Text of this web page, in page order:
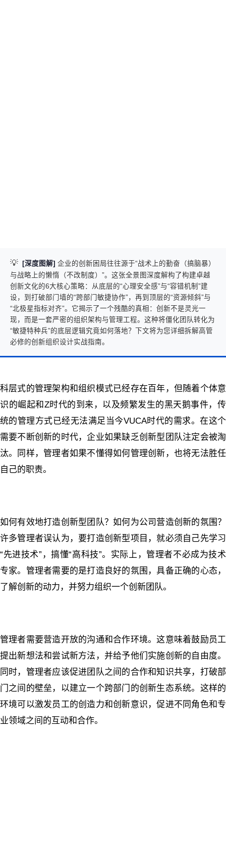
💡 [深度图解] 企业的创新困局往往源于“战术上的勤奋（搞脑暴）
与战略上的懒惰（不改制度）”。这张全景图深度解构了构建卓越
创新文化的6大核心策略：从底层的“心理安全感”与“容错机制”建
设，到打破部门墙的“跨部门敏捷协作”，再到顶层的“资源倾斜”与
“北极星指标对齐”。它揭示了一个残酷的真相：创新不是灵光一
现，而是一套严密的组织架构与管理工程。这种将僵化团队转化为
“敏捷特种兵”的底层逻辑究竟如何落地？下文将为您详细拆解高管
必修的创新组织设计实战指南。
科层式的管理架构和组织模式已经存在百年，但随着个体意
识的崛起和Z时代的到来，以及频繁发生的黑天鹅事件，传
统的管理方式已经无法满足当今VUCA时代的需求。在这个
需要不断创新的时代，企业如果缺乏创新型团队注定会被淘
汰。同样，管理者如果不懂得如何管理创新，也将无法胜任
自己的职责。
如何有效地打造创新型团队？如何为公司营造创新的氛围？
许多管理者误认为，要打造创新型项目，就必须自己先学习
“先进技术”，搞懂“高科技”。实际上，管理者不必成为技术
专家。管理者需要的是打造良好的氛围，具备正确的心态，
了解创新的动力，并努力组织一个创新团队。
管理者需要营造开放的沟通和合作环境。这意味着鼓励员工
提出新想法和尝试新方法，并给予他们实施创新的自由度。
同时，管理者应该促进团队之间的合作和知识共享，打破部
门之间的壁垒，以建立一个跨部门的创新生态系统。这样的
环境可以激发员工的创造力和创新意识，促进不同角色和专
业领域之间的互动和合作。